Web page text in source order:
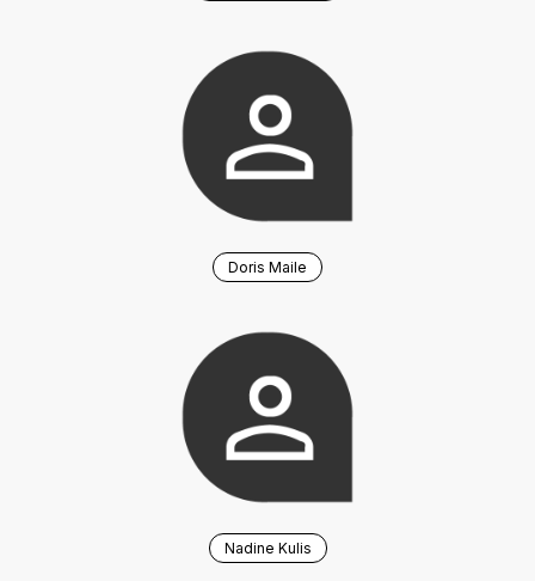
Doris Maile
Nadine Kulis